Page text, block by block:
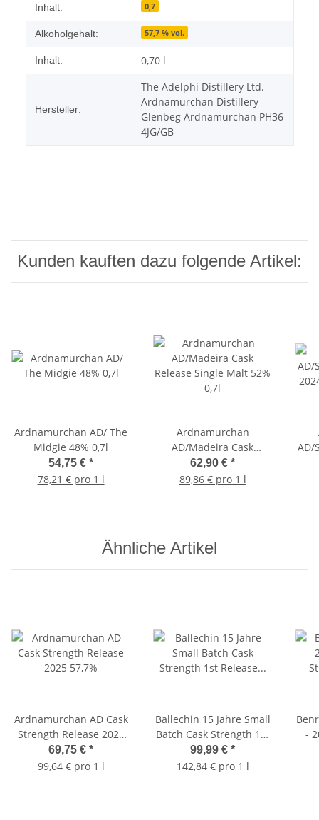
Inhalt: 0,7
Alkoholgehalt: 57,7 % vol.
Inhalt: 0,70 l
Hersteller:
The Adelphi Distillery Ltd.
Ardnamurchan Distillery
Glenbeg Ardnamurchan PH36
4JG/GB
Kunden kauften dazu folgende Artikel:
Ardnamurchan AD/ The
Midgie 48% 0,7l
54,75 € *
78,21 € pro 1 l
Ardnamurchan
AD/Madeira Cask
Release Single Malt 52%
0,7l
62,90 € *
89,86 € pro 1 l
AD/
Ähnliche Artikel
Ardnamurchan AD Cask
Strength Release 2025
57,7%
69,75 € *
99,64 € pro 1 l
Ballechin 15 Jahre Small
Batch Cask Strength 1st
Release 59,4% 0,7l
99,99 € *
142,84 € pro 1 l
-